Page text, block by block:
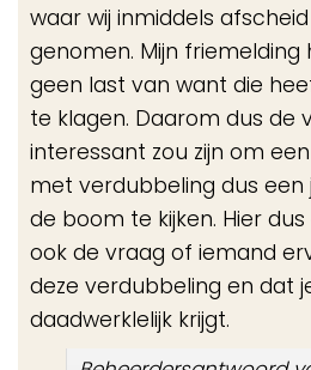
waar wij inmiddels
genomen. Mijn
geen last van want die
te klagen. Daarom dus de
interessant zou zijn om
met verdubbeling dus
de boom te kijken. Hier
ook de vraag of iemand
deze verdubbeling en dat
daadwerklelijk krijgt.